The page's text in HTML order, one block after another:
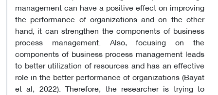
management can have a positive effect on improving
the performance of organizations and on the other
hand, it can strengthen the components of business
process management. Also, focusing on the
components of business process management leads
to better utilization of resources and has an effective
role in the better performance of organizations (Bayat
et al, 2022). Therefore, the researcher is trying to